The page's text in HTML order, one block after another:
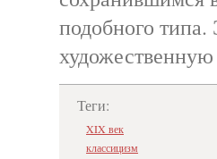
подобного типа.
Теги:
XIX век
классицизм